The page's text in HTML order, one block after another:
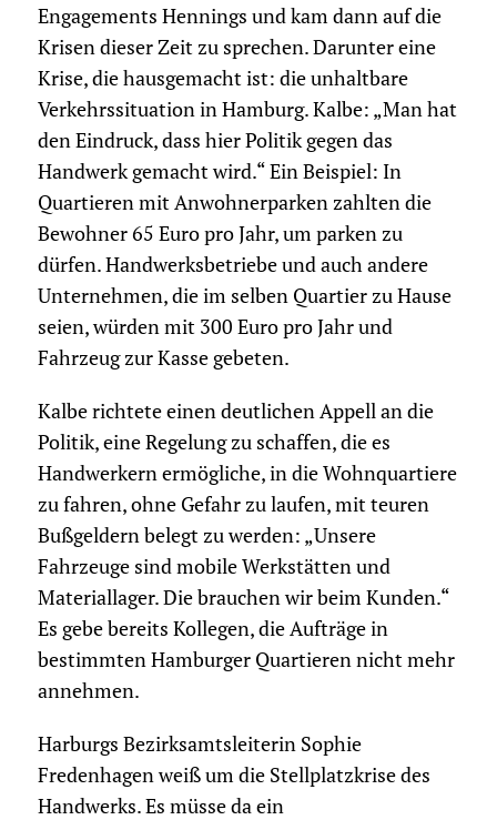
Engagements Hennings und kam dann auf die
Krisen dieser Zeit zu sprechen. Darunter eine
Krise, die hausgemacht ist: die unhaltbare
Verkehrssituation in Hamburg. Kalbe: „Man hat
den Eindruck, dass hier Politik gegen das
Handwerk gemacht wird.“ Ein Beispiel: In
Quartieren mit Anwohnerparken zahlten die
Bewohner 65 Euro pro Jahr, um parken zu
dürfen. Handwerksbetriebe und auch andere
Unternehmen, die im selben Quartier zu Hause
seien, würden mit 300 Euro pro Jahr und
Fahrzeug zur Kasse gebeten.
Kalbe richtete einen deutlichen Appell an die
Politik, eine Regelung zu schaffen, die es
Handwerkern ermögliche, in die Wohnquartiere
zu fahren, ohne Gefahr zu laufen, mit teuren
Bußgeldern belegt zu werden: „Unsere
Fahrzeuge sind mobile Werkstätten und
Materiallager. Die brauchen wir beim Kunden.“
Es gebe bereits Kollegen, die Aufträge in
bestimmten Hamburger Quartieren nicht mehr
annehmen.
Harburgs Bezirksamtsleiterin Sophie
Fredenhagen weiß um die Stellplatzkrise des
Handwerks. Es müsse da ein